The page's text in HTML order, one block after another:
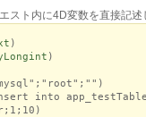
スト内に4D変数を直接記述
)
)
into app_testTable